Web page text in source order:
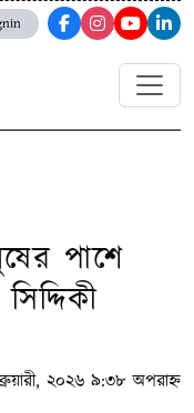
পাশে
২০২৬ ৯:৩৮ অপরাহ্ন